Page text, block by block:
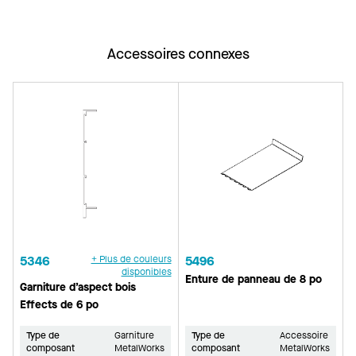
Accessoires connexes
5346
+ Plus de couleurs
disponibles
Garniture d’aspect bois
Effects de 6 po
Type de
composant
Garniture
MetalWorks
5496
Enture de panneau de 8 po
Type de
composant
Accessoire
MetalWorks